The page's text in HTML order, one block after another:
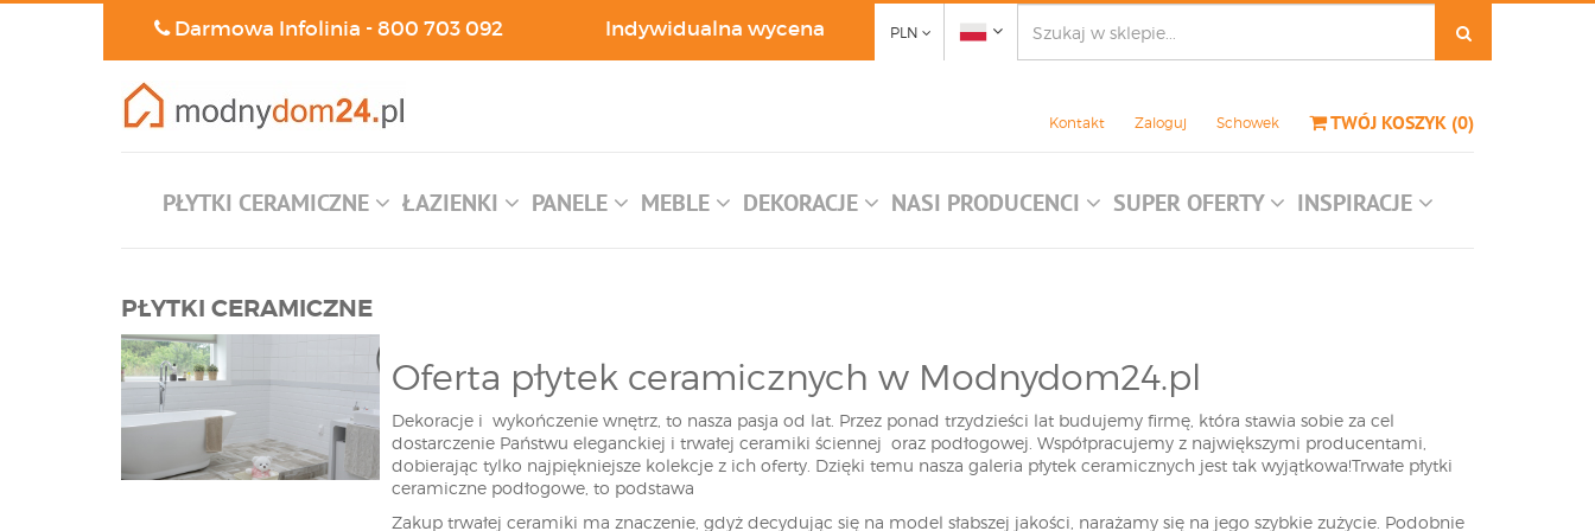
Darmowa Infolinia -800 703 092 Indywidualna wycena PLN
Kontakt Zaloguj Schowek TWÓJ KOSZYK (0)
PŁYTKI CERAMICZNE ŁAZIENKI PANELE MEBLE DEKORACJE NASI PRODUCENCI SUPER OFERTY INSPIRACJE
PŁYTKI CERAMICZNE
Oferta płytek ceramicznych w Modnydom24.pl
Dekoracje i wykończenie wnętrz, to nasza pasja od lat. Przez ponad trzydzieści lat budujemy firmę, która stawia sobie za cel
dostarczenie Państwu eleganckiej i trwałej ceramiki ściennej oraz podłogowej. Współpracujemy z największymi producentami,
dobierając tylko najpiękniejsze kolekcje z ich oferty. Dzięki temu nasza galeria płytek ceramicznych jest tak wyjątkowa!Trwałe płytki
ceramiczne podłogowe, to podstawa
Zakup trwałej ceramiki ma znaczenie, gdyż decydując się na model słabszej jakości, narażamy się na jego szybkie zużycie. Podobnie